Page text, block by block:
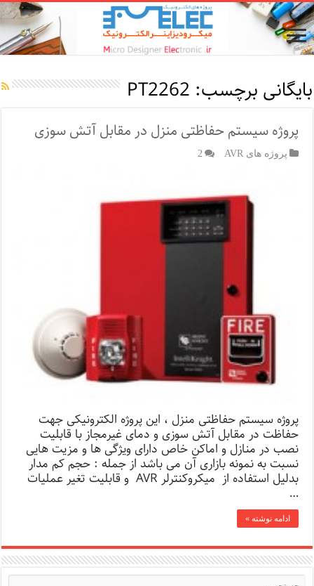
بایگانی برچسب: PT2262
پروژه سیستم حفاظتی منزل در مقابل آتش سوزی
پروژه های AVR 2
پروژه سیستم حفاظتی منزل ، این پروژه الکترونیکی جهت
حفاظت در مقابل آتش سوزی و دمای غیرمجاز با قابلیت
نصب در منازل و اماکن خاص دارای ویژگی ها و مزیت هایی
نسبت به نمونه بازاری آن می باشد از جمله : حجم کم مدار
بدلیل استفاده از میکروکنترلر AVR و قابلیت تغیر عملیات
…
ادامه نوشته »